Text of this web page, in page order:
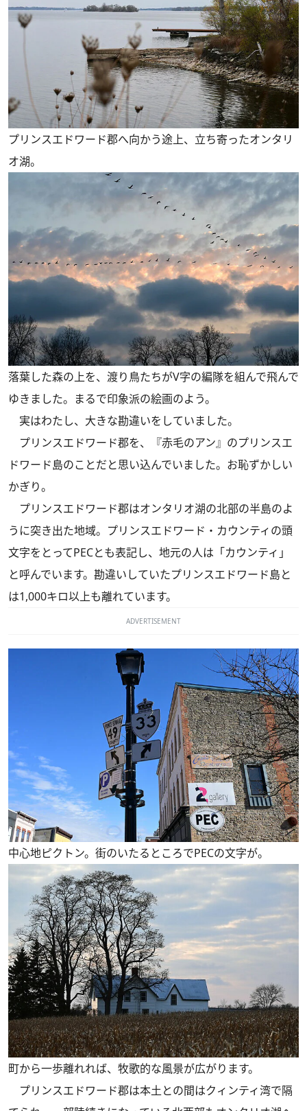
プリンスエドワード郡へ向かう途上、立ち寄ったオンタリ
オ湖。
落葉した森の上を、渡り鳥たちがV字の編隊を組んで飛んで
ゆきました。まるで印象派の絵画のよう。
実はわたし、大きな勘違いをしていました。
プリンスエドワード郡を、『赤毛のアン』のプリンスエ
ドワード島のことだと思い込んでいました。お恥ずかしい
かぎり。
プリンスエドワード郡はオンタリオ湖の北部の半島のよ
うに突き出た地域。プリンスエドワード・カウンティの頭
文字をとってPECとも表記し、地元の人は「カウンティ」
と呼んでいます。勘違いしていたプリンスエドワード島と
は1,000キロ以上も離れています。
ADVERTISEMENT
中心地ピクトン。街のいたるところでPECの文字が。
町から一歩離れれば、牧歌的な風景が広がります。
プリンスエドワード郡は本土との間はクィンティ湾で隔